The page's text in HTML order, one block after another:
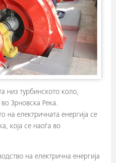
низ турбинското коло,
Зрновска Река.
на електричната енергија се
која се наоѓа во
на електрична енергија